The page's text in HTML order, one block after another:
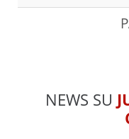
NEWS SU